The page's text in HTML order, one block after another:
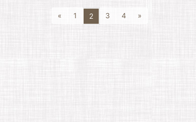
« 1 2 3 4 »